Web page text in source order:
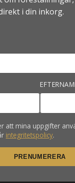
i din inkorg.
att mina uppgifter
integritetspolicy.